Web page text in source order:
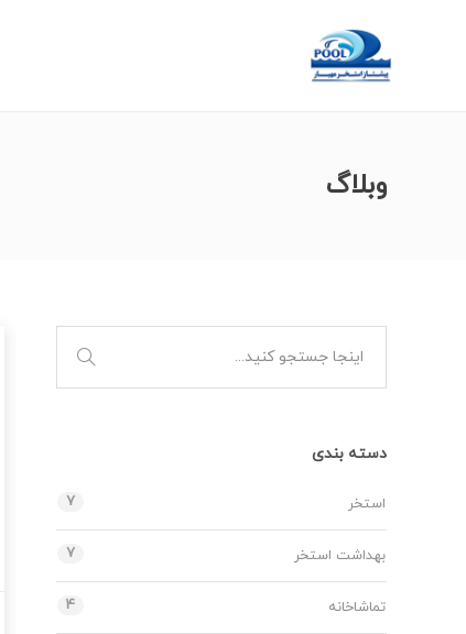
وبلاگ
دسته بندی
استخر 7
بهداشت استخر 7
تماشاخانه 4